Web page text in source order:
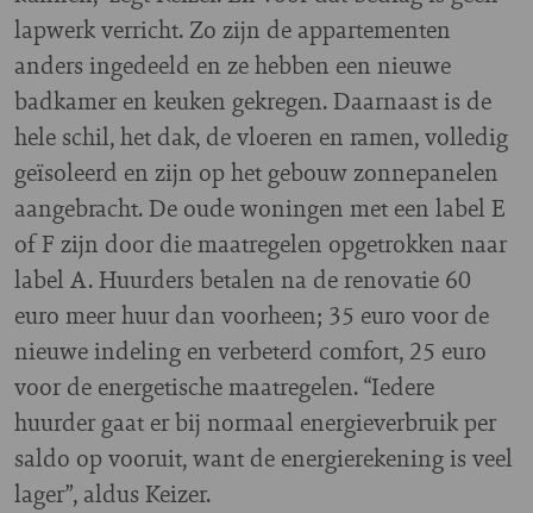
lapwerk verricht. Zo zijn de appartementen
anders ingedeeld en ze hebben een nieuwe
badkamer en keuken gekregen. Daarnaast is de
hele schil, het dak, de vloeren en ramen, volledig
geïsoleerd en zijn op het gebouw zonnepanelen
aangebracht. De oude woningen met een label E
of F zijn door die maatregelen opgetrokken naar
label A. Huurders betalen na de renovatie 60
euro meer huur dan voorheen; 35 euro voor de
nieuwe indeling en verbeterd comfort, 25 euro
voor de energetische maatregelen. “Iedere
huurder gaat er bij normaal energieverbruik per
saldo op vooruit, want de energierekening is veel
lager”, aldus Keizer.